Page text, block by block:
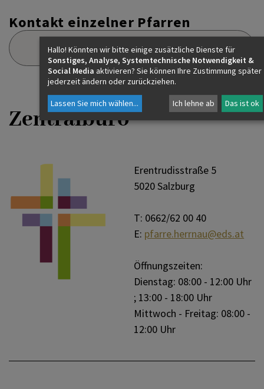
Kontakt einzelner Pfarren
Zentralbüro
Zentralbüro
Erentrudisstraße 5
5020 Salzburg
T: 0662/62 00 40
E: pfarre.herrnau@eds.at
Öffnungszeiten:
Dienstag: 08:00 - 12:00 Uhr
; 13:00 - 18:00 Uhr
Mittwoch - Freitag: 08:00 -
12:00 Uhr
Hallo! Könnten wir bitte einige zusätzliche Dienste für
Sonstiges, Analyse, Systemtechnische Notwendigkeit &
Social Media aktivieren? Sie können Ihre Zustimmung später
jederzeit ändern oder zurückziehen.
Lassen Sie mich wählen... Ich lehne ab Das ist ok